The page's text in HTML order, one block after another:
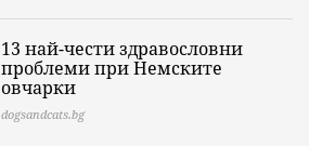
13 най-чести здравословни
проблеми при Немските
овчарки
dogsandcats.bg